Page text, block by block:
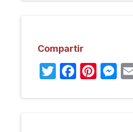
Compartir
Twitter